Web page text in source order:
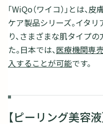
「WiQo（ワイコ）」とは
ケア製品シリーズ。イタリ
り、さまざまな肌タイプ
た。日本では、医療機関専
入することが可能です。
【ピーリング美容